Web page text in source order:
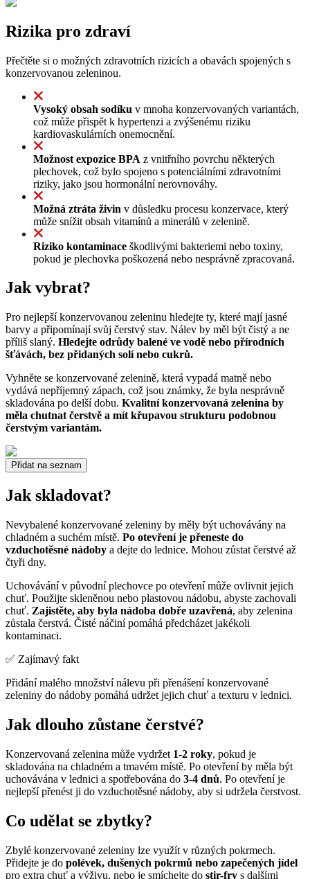
Rizika pro zdraví
Přečtěte si o možných zdravotních rizicích a obavách spojených s
konzervovanou zeleninou.
Vysoký obsah sodíku v mnoha konzervovaných variantách,
což může přispět k hypertenzi a zvýšenému riziku
kardiovaskulárních onemocnění.
Možnost expozice BPA z vnitřního povrchu některých
plechovek, což bylo spojeno s potenciálními zdravotními
riziky, jako jsou hormonální nerovnováhy.
Možná ztráta živin v důsledku procesu konzervace, který
může snížit obsah vitamínů a minerálů v zelenině.
Riziko kontaminace škodlivými bakteriemi nebo toxiny,
pokud je plechovka poškozená nebo nesprávně zpracovaná.
Jak vybrat?
Pro nejlepší konzervovanou zeleninu hledejte ty, které mají jasné
barvy a připomínají svůj čerstvý stav. Nálev by měl být čistý a ne
příliš slaný. Hledejte odrůdy balené ve vodě nebo přírodních
šťávách, bez přidaných solí nebo cukrů.
Vyhněte se konzervované zelenině, která vypadá matně nebo
vydává nepříjemný zápach, což jsou známky, že byla nesprávně
skladována po delší dobu. Kvalitní konzervovaná zelenina by
měla chutnat čerstvě a mít křupavou strukturu podobnou
čerstvým variantám.
Přidat na seznam
Jak skladovat?
Nevybalené konzervované zeleniny by měly být uchovávány na
chladném a suchém místě. Po otevření je přeneste do
vzduchotěsné nádoby a dejte do lednice. Mohou zůstat čerstvé až
čtyři dny.
Uchovávání v původní plechovce po otevření může ovlivnit jejich
chuť. Použijte skleněnou nebo plastovou nádobu, abyste zachovali
chuť. Zajistěte, aby byla nádoba dobře uzavřená, aby zelenina
zůstala čerstvá. Čisté náčiní pomáhá předcházet jakékoli
kontaminaci.
✅ Zajímavý fakt
Přidání malého množství nálevu při přenášení konzervované
zeleniny do nádoby pomáhá udržet jejich chuť a texturu v lednici.
Jak dlouho zůstane čerstvé?
Konzervovaná zelenina může vydržet 1-2 roky, pokud je
skladována na chladném a tmavém místě. Po otevření by měla být
uchovávána v lednici a spotřebována do 3-4 dnů. Po otevření je
nejlepší přenést ji do vzduchotěsné nádoby, aby si udržela čerstvost.
Co udělat se zbytky?
Zbylé konzervované zeleniny lze využít v různých pokrmech.
Přidejte je do polévek, dušených pokrmů nebo zapečených jídel
pro extra chuť a výživu, nebo je smíchejte do stir-fry s dalšími